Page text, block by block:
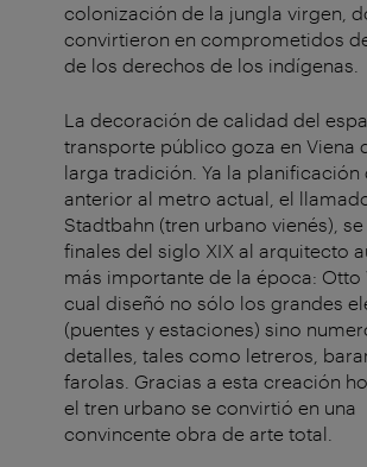
colonización de la jungla virgen,
convirtieron en comprometidos
de los derechos de los indígenas.
La decoración de calidad del
transporte público goza en Viena
larga tradición. Ya la planificación
anterior al metro actual, el
Stadtbahn (tren urbano vienés),
finales del siglo XIX al arquitecto
más importante de la época: Otto
cual diseñó no sólo los grandes
(puentes y estaciones) sino
detalles, tales como letreros,
farolas. Gracias a esta creación
el tren urbano se convirtió en una
convincente obra de arte total.